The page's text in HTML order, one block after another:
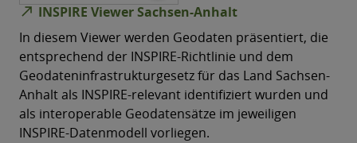
north_east INSPIRE Viewer Sachsen-Anhalt
In diesem Viewer werden Geodaten präsentiert, die
entsprechend der INSPIRE-Richtlinie und dem
Geodateninfrastrukturgesetz für das Land Sachsen-
Anhalt als INSPIRE-relevant identifiziert wurden und
als interoperable Geodatensätze im jeweiligen
INSPIRE-Datenmodell vorliegen.